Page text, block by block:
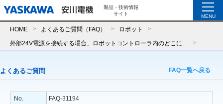
製品・技術情報
サイト
MENU
HOME よくあるご質問（FAQ） ロボット
よくあるご質問 FAQ一覧へ戻る
No.
FAQ-31194